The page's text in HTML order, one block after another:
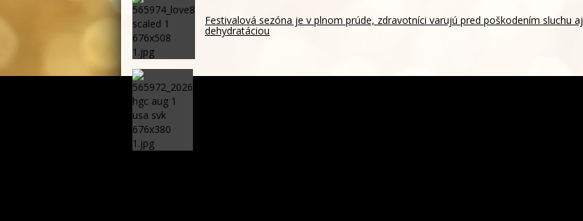
Festivalová sezóna je v plnom prúde, zdravotníci varujú pred poškodením sluchu aj
dehydratáciou